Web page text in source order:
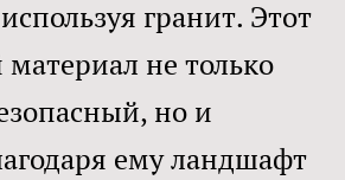
гранит. Этот
не только
но и
ему ландшафт